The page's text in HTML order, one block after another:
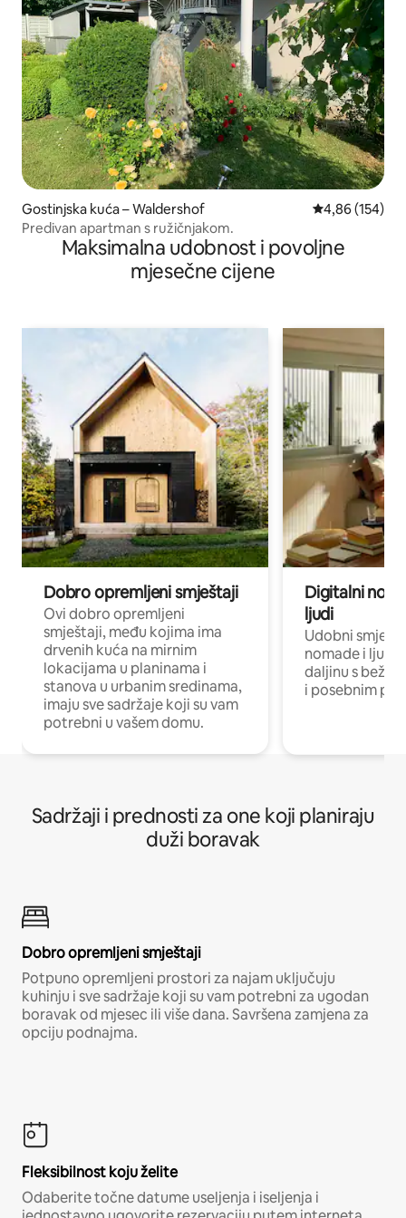
Gostinjska kuća – Waldershof Prosječna
4,86 (154)
Predivan apartman s ružičnjakom.
Maksimalna udobnost i povoljne
mjesečne cijene
Dobro opremljeni smještaji
Ovi dobro opremljeni
smještaji, među kojima ima
drvenih kuća na mirnim
lokacijama u planinama i
stanova u urbanim sredinama,
imaju sve sadržaje koji su vam
potrebni u vašem domu.
Digitalni
ljudi
Udobni
nomade i ljude
daljinu s
i posebnim
Sadržaji i prednosti za one koji planiraju
duži boravak
Dobro opremljeni smještaji
Potpuno opremljeni prostori za najam uključuju
kuhinju i sve sadržaje koji su vam potrebni za ugodan
boravak od mjesec ili više dana. Savršena zamjena za
opciju podnajma.
Fleksibilnost koju želite
Odaberite točne datume useljenja i iseljenja i